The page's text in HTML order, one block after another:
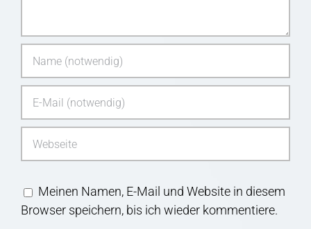
Meinen Namen, E-Mail und Website in diesem
Browser speichern, bis ich wieder kommentiere.